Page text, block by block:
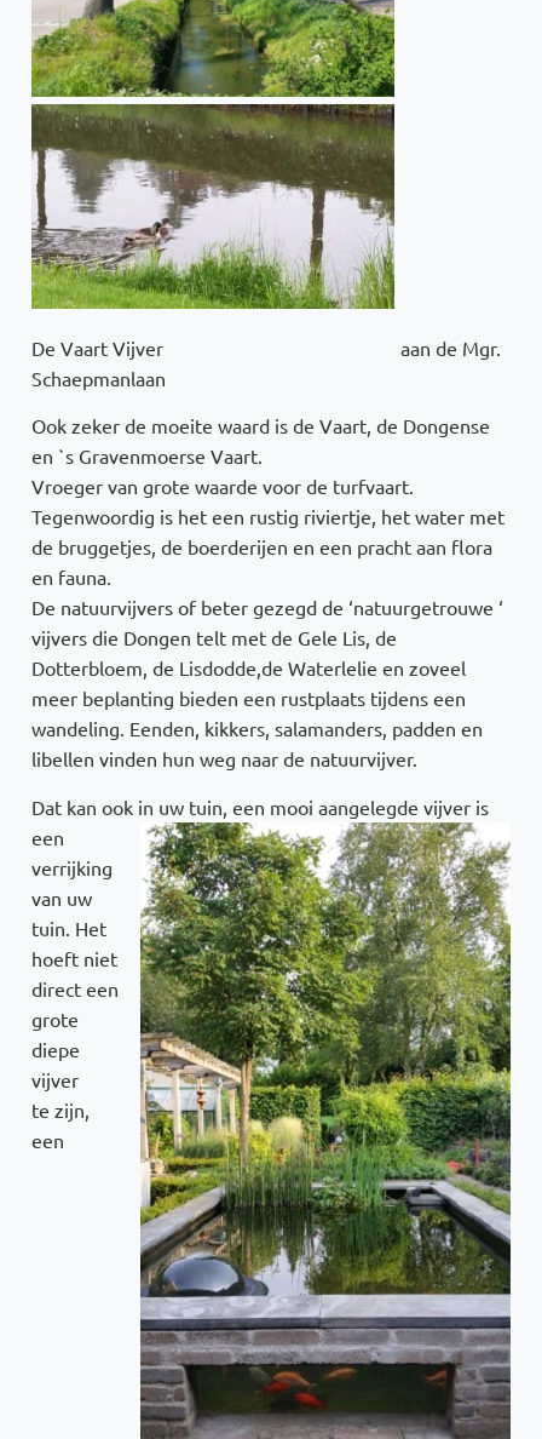
De Vaart Vijver aan de Mgr.
Schaepmanlaan
Ook zeker de moeite waard is de Vaart, de Dongense
en `s Gravenmoerse Vaart.
Vroeger van grote waarde voor de turfvaart.
Tegenwoordig is het een rustig riviertje, het water met
de bruggetjes, de boerderijen en een pracht aan flora
en fauna.
De natuurvijvers of beter gezegd de ‘natuurgetrouwe ‘
vijvers die Dongen telt met de Gele Lis, de
Dotterbloem, de Lisdodde,de Waterlelie en zoveel
meer beplanting bieden een rustplaats tijdens een
wandeling. Eenden, kikkers, salamanders, padden en
libellen vinden hun weg naar de natuurvijver.
Dat kan ook in uw tuin, een mooi aangelegde vijver is
een
verrijking
van uw
tuin. Het
hoeft niet
direct een
grote
diepe
vijver
te zijn,
een